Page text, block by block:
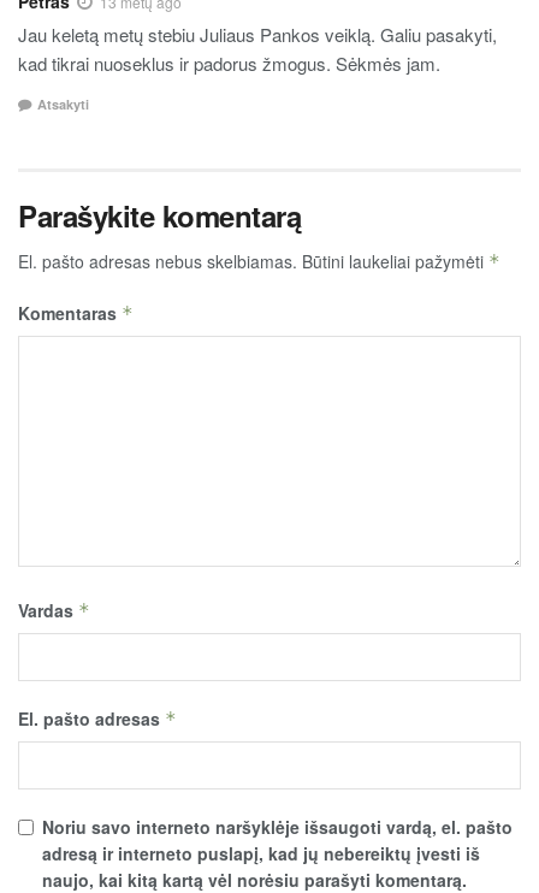
Jau keletą metų stebiu Juliaus Pankos veiklą. Galiu pasakyti,
kad tikrai nuoseklus ir padorus žmogus. Sėkmės jam.
Atsakyti
Parašykite komentarą
El. pašto adresas nebus skelbiamas. Būtini laukeliai pažymėti *
Komentaras *
Vardas *
El. pašto adresas *
Noriu savo interneto naršyklėje išsaugoti vardą, el. pašto
adresą ir interneto puslapį, kad jų nebereiktų įvesti iš
naujo, kai kitą kartą vėl norėsiu parašyti komentarą.